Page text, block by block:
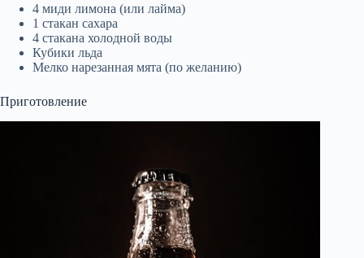
4 миди лимона (или лайма)
1 стакан сахара
4 стакана холодной воды
Кубики льда
Мелко нарезанная мята (по желанию)
Приготовление